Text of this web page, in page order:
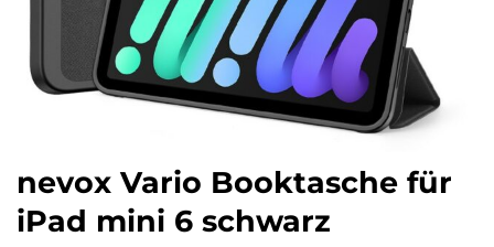
nevox Vario Booktasche für
iPad mini 6 schwarz